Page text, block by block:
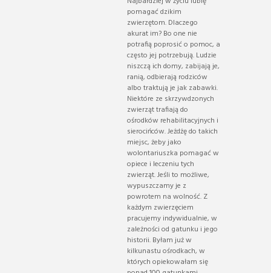
pomagać dzikim
zwierzętom. Dlaczego
akurat im? Bo one nie
potrafią poprosić o pomoc, a
często jej potrzebują. Ludzie
niszczą ich domy, zabijają je,
ranią, odbierają rodziców
albo traktują je jak zabawki.
Niektóre ze skrzywdzonych
zwierząt trafiają do
ośrodków rehabilitacyjnych i
sierocińców. Jeżdżę do takich
miejsc, żeby jako
wolontariuszka pomagać w
opiece i leczeniu tych
zwierząt. Jeśli to możliwe,
wypuszczamy je z
powrotem na wolność. Z
każdym zwierzęciem
pracujemy indywidualnie, w
zależności od gatunku i jego
historii. Byłam już w
kilkunastu ośrodkach, w
których opiekowałam się